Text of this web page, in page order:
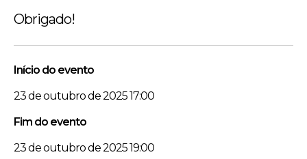
Obrigado!
Início do evento
23 de outubro de 2025 17:00
Fim do evento
23 de outubro de 2025 19:00